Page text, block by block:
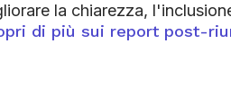
la chiarezza,
di più sui report post-